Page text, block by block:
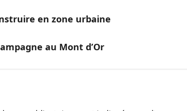
en zone urbaine
au Mont d’Or